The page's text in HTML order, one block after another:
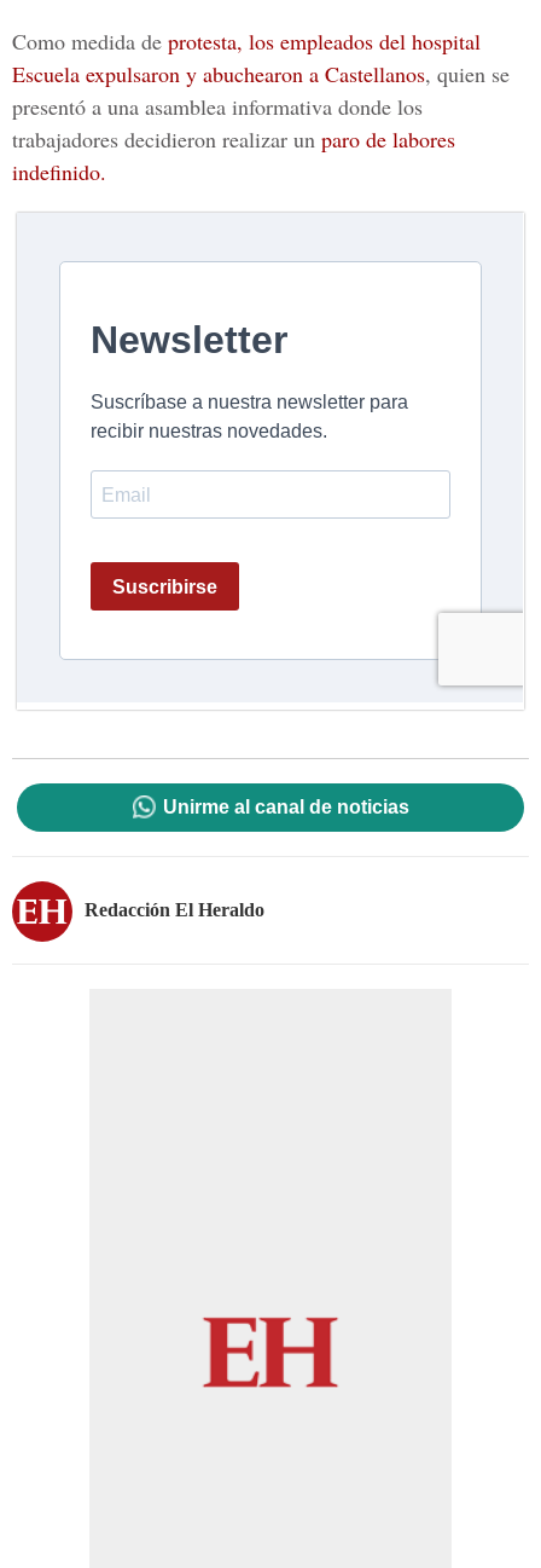
Como medida de protesta, los empleados del hospital
Escuela expulsaron y abuchearon a Castellanos, quien se
presentó a una asamblea informativa donde los
trabajadores decidieron realizar un paro de labores
indefinido.
Unirme al canal de noticias
Redacción El Heraldo